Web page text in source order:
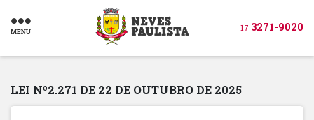
MENU 17 3271-9020
LEI Nº2.271 DE 22 DE OUTUBRO DE 2025